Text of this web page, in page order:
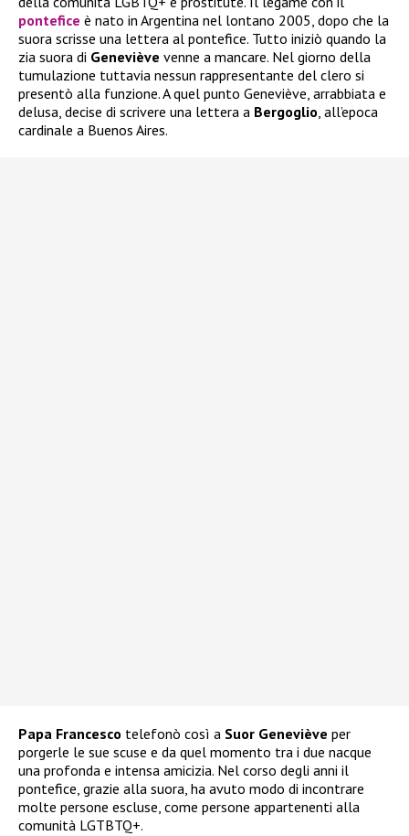
pontefice è nato in Argentina nel lontano 2005, dopo che la
suora scrisse una lettera al pontefice. Tutto iniziò quando la
zia suora di Geneviève venne a mancare. Nel giorno della
tumulazione tuttavia nessun rappresentante del clero si
presentò alla funzione. A quel punto Geneviève, arrabbiata e
delusa, decise di scrivere una lettera a Bergoglio, all’epoca
cardinale a Buenos Aires.
Papa Francesco telefonò così a Suor Geneviève per
porgerle le sue scuse e da quel momento tra i due nacque
una profonda e intensa amicizia. Nel corso degli anni il
pontefice, grazie alla suora, ha avuto modo di incontrare
molte persone escluse, come persone appartenenti alla
comunità LGTBTQ+.